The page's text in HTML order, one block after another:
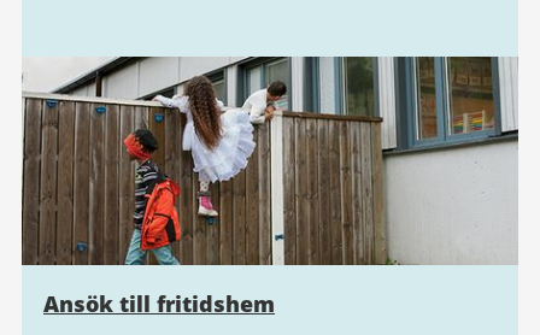
Ansök till fritidshem